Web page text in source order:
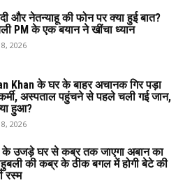
और नेतन्याहू की फोन पर क्या हुई बात?
PM के एक बयान ने खींचा ध्यान
2026
Khan के घर के बाहर अचानक गिर पड़ा
अस्पताल पहुंचने से पहले चली गई जान,
हुआ?
2026
उजड़े घर से कब्र तक जाएगा अबान का
की कब्र के ठीक बगल में होगी बेटे की
रस्म